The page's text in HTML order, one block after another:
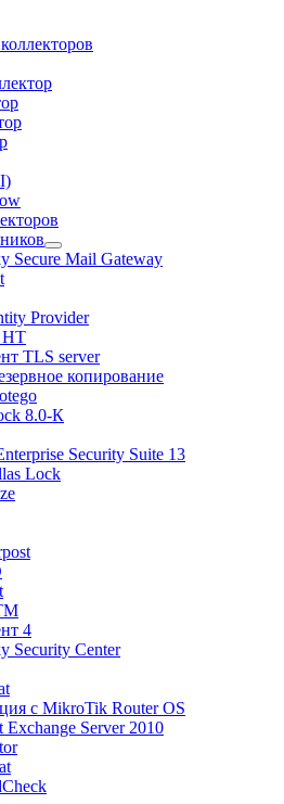
Secure Mail Gateway
Provider
TLS server
копирование
8.0-К
Security Suite 13
Lock
4
Security Center
с MikroTik Router OS
Exchange Server 2010